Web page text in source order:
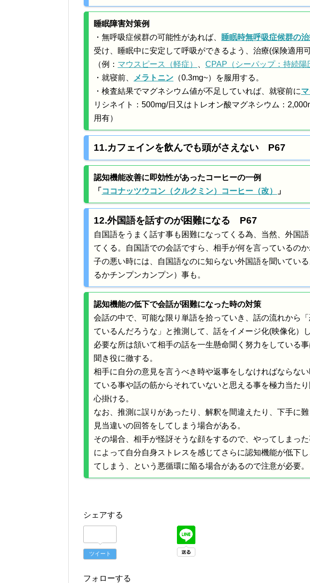
睡眠障害対策例
・無呼吸症候群の可能性があれば、
睡眠時無呼吸症候群の
受け、睡眠中に安定して呼吸ができるよう、治療(保険適用可
（例： マウスピース（軽症） CPAP（シーパップ：持続陽
・就寝前、
メラトニン （0.3mg~）を服用する。
・検査結果でマグネシウム値が不足していれば、就寝前に
リシネイト：500mg/日又はトレオン酸マグネシウム：
用有）
11.カフェインを飲んでも頭がさえない P67
認知機能改善に即効性があったコーヒーの一例
「 ココナッツウコン（クルクミン）コーヒー（改） 」
12.外国語を話すのが困難になる P67
自国語をうまく話す事も困難になってくる為、当然、外国
てくる。自国語での会話ですら、相手が何を言っているの
子の悪い時には、自国語なのに知らない外国語を聞いてい
るかチンプンカンプン）事も。
認知機能の低下で会話が困難になった時の対策
会話の中で、可能な限り単語を拾っていき、話の流れから
ているんだろうな」と推測して、話をイメージ化(映像化）
必要な所は頷いて相手の話を一生懸命聞く努力をしている
聞き役に徹する。
相手に自分の意見を言うべき時や返事をしなければならな
ている事や話の筋からそれていないと思える事を極力当た
心掛ける。
なお、推測に誤りがあったり、解釈を間違えたり、下手に
見当違いの回答をしてしまう場合がある。
その場合、相手が怪訝そうな顔をするので、やってしまっ
によって自分自身ストレスを感じてさらに認知機能が低下
てしまう、という悪循環に陥る場合があるので注意が必要。
シェアする
ツイート
フォローする